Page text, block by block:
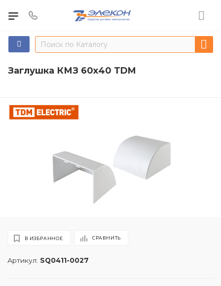
Заглушка КМЗ 60х40 TDM
Артикул: SQ0411-0027
В ИЗБРАННОЕ СРАВНИТЬ